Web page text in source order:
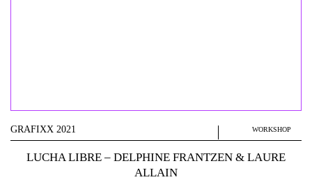
GRAFIXX 2021 WORKSHOP
LUCHA LIBRE – DELPHINE FRANTZEN & LAURE
ALLAIN